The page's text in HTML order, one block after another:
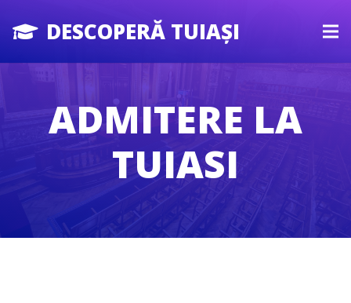
DESCOPERĂ TUIAȘI
ADMITERE LA
TUIASI